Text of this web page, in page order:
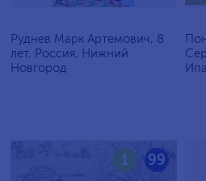
Руднев Марк Артемович, 8
лет, Россия, Нижний
Новгород
99
1